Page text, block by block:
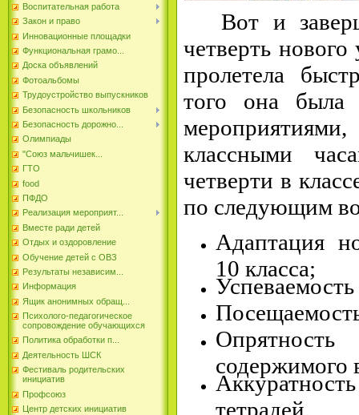
Воспитательная работа
Закон и право
Инновационные площадки
Функциональная грамо...
Доска объявлений
Фотоальбомы
Трудоустройство выпускников
Безопасность школьников
Безопасность дорожно...
Олимпиады
"Союз мальчишек...
ГТО
food
ПФДО
Реализация мероприят...
Вместе ради детей
Отдых и оздоровление
Обучение детей с ОВЗ
Результаты независим...
Информация
Ящик анонимных обращ...
Психолого-педагогическое
сопровождение обучающихся
Политика обработки п...
Деятельность ШСК
Фестиваль родительских
инициатив
Профсоюз
Центр детских инициатив
Вот и
четверть
пролетела
того она была
классными
четверти в
по следующим
Адаптация
10 класса;
содержимого
тетрадей.